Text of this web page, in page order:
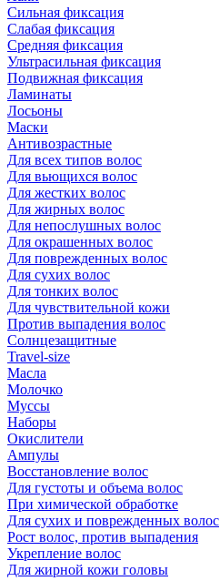
Сильная фиксация
Слабая фиксация
Средняя фиксация
Ультрасильная фиксация
Подвижная фиксация
Ламинаты
Лосьоны
Маски
Антивозрастные
Для всех типов волос
Для вьющихся волос
Для жестких волос
Для жирных волос
Для непослушных волос
Для окрашенных волос
Для поврежденных волос
Для сухих волос
Для тонких волос
Для чувствительной кожи
Против выпадения волос
Солнцезащитные
Travel-size
Масла
Молочко
Муссы
Наборы
Окислители
Ампулы
Восстановление волос
Для густоты и объема волос
При химической обработке
Для сухих и поврежденных волос
Рост волос, против выпадения
Укрепление волос
Для жирной кожи головы